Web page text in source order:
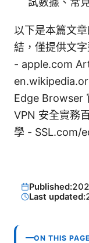
以下是本篇文
結，僅提供文
- apple.com
Edge Browser
VPN 安全實務
學 - SSL.com/
Published:
Last updated:
ON THIS PAGE